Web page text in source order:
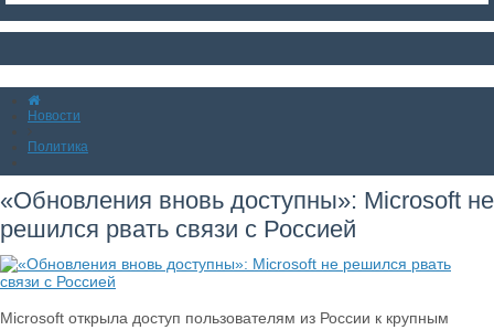
Новости
Политика
«Обновления вновь доступны»: Microsoft не
решился рвать связи с Россией
Microsoft открыла доступ пользователям из России к крупным